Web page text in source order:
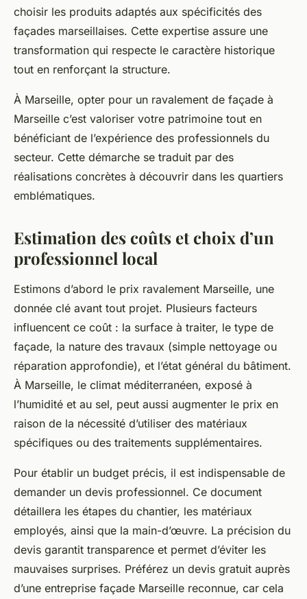
choisir les produits adaptés aux spécificités des
façades marseillaises. Cette expertise assure une
transformation qui respecte le caractère historique
tout en renforçant la structure.
À Marseille, opter pour un ravalement de façade à
Marseille c’est valoriser votre patrimoine tout en
bénéficiant de l’expérience des professionnels du
secteur. Cette démarche se traduit par des
réalisations concrètes à découvrir dans les quartiers
emblématiques.
Estimation des coûts et choix d’un
professionnel local
Estimons d’abord le prix ravalement Marseille, une
donnée clé avant tout projet. Plusieurs facteurs
influencent ce coût : la surface à traiter, le type de
façade, la nature des travaux (simple nettoyage ou
réparation approfondie), et l’état général du bâtiment.
À Marseille, le climat méditerranéen, exposé à
l’humidité et au sel, peut aussi augmenter le prix en
raison de la nécessité d’utiliser des matériaux
spécifiques ou des traitements supplémentaires.
Pour établir un budget précis, il est indispensable de
demander un devis professionnel. Ce document
détaillera les étapes du chantier, les matériaux
employés, ainsi que la main-d’œuvre. La précision du
devis garantit transparence et permet d’éviter les
mauvaises surprises. Préférez un devis gratuit auprès
d’une entreprise façade Marseille reconnue, car cela